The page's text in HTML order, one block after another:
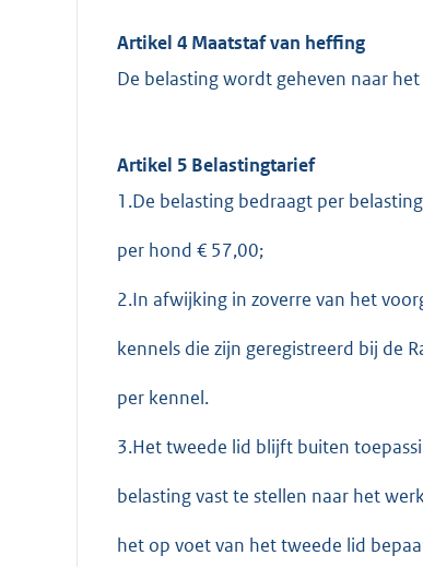
Artikel 4 Maatstaf van heffing
De belasting wordt geheven naar
Artikel 5 Belastingtarief
1.De belasting bedraagt per
per hond € 57,00;
2.In afwijking in zoverre van het
kennels die zijn geregistreerd bij de
per kennel.
3.Het tweede lid blijft buiten
belasting vast te stellen naar het
het op voet van het tweede lid